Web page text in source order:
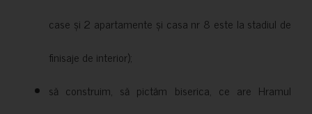
case și 2 apartamente și casa nr 8 este la stadiul de
finisaje de interior);
să construim, să pictăm biserica, ce are Hramul